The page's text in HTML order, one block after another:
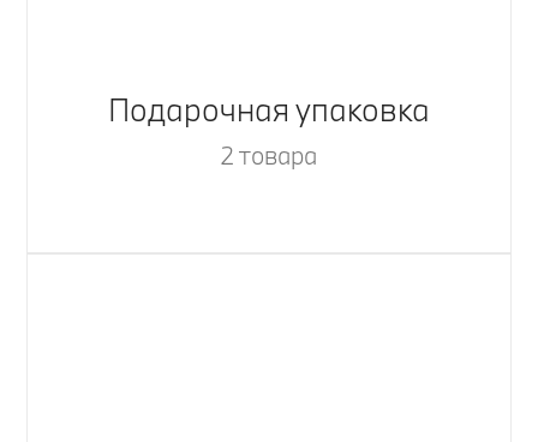
Подарочная упаковка
2 товара